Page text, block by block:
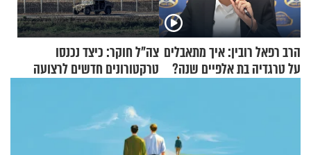
הרב רפאל רובין: איך מתאבלים
על טרגדיה בת אלפיים שנה?
צה"ל חוקר: כיצד נכנסו
טרקטורונים חדשים לרצועה